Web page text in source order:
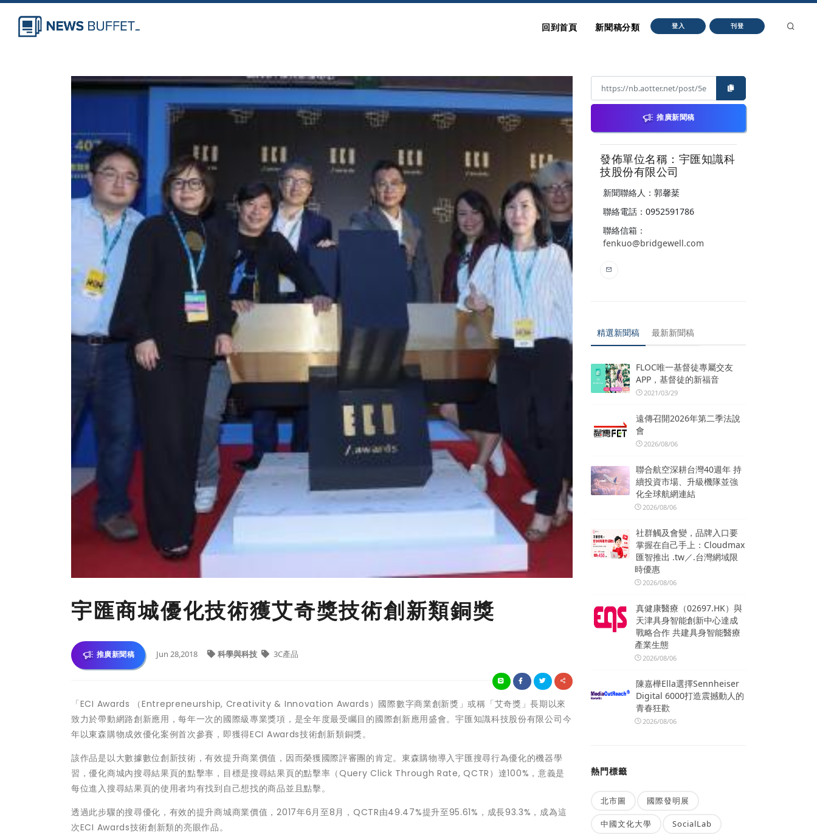
回到首頁 新聞稿分類 登入 刊登
宇匯商城優化技術獲艾奇獎技術創新類銅獎
推廣新聞稿 Jun 28,2018 科學與科技 3C產品
「ECI Awards （Entrepreneurship, Creativity & Innovation Awards）國際數字商業創新獎」或稱「艾奇獎」長期以來
致力於帶動網路創新應用，每年一次的國際級專業獎項，是全年度最受矚目的國際創新應用盛會。宇匯知識科技股份有限公司今
年以東森購物成效優化案例首次參賽，即獲得ECI Awards技術創新類銅獎。
該作品是以大數據數位創新技術，有效提升商業價值，因而榮獲國際評審團的肯定。東森購物導入宇匯搜尋行為優化的機器學
習，優化商城內搜尋結果頁的點擊率，目標是搜尋結果頁的點擊率（Query Click Through Rate, QCTR）達100%，意義是
每位進入搜尋結果頁的使用者均有找到自己想找的商品並且點擊。
透過此步驟的搜尋優化，有效的提升商城商業價值，2017年6月至8月，QCTR由49.47%提升至95.61%，成長93.3%，成為這
次ECI Awards技術創新類的亮眼作品。
推廣新聞稿
發佈單位名稱：宇匯知識科
技股份有限公司
新聞聯絡人：郭馨棻
聯絡電話：0952591786
聯絡信箱：
fenkuo@bridgewell.com
精選新聞稿 最新新聞稿
FLOC唯一基督徒專屬交友
APP，基督徒的新福音
2021/03/29
遠傳召開2026年第二季法說
會
2026/08/06
聯合航空深耕台灣40週年 持
續投資市場、升級機隊並強
化全球航網連結
2026/08/06
社群觸及會變，品牌入口要
掌握在自己手上：Cloudmax
匯智推出 .tw／.台灣網域限
時優惠
2026/08/06
真健康醫療（02697.HK）與
天津具身智能創新中心達成
戰略合作 共建具身智能醫療
產業生態
2026/08/06
陳嘉樺Ella選擇Sennheiser
Digital 6000打造震撼動人的
青春狂歡
2026/08/06
熱門標籤
北市圖 國際發明展
中國文化大學 SocialLab